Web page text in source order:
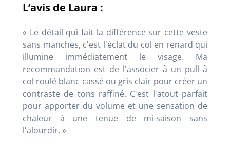
L’avis de Laura :
« Le détail qui fait la différence sur cette veste
sans manches, c'est l'éclat du col en renard qui
illumine immédiatement le visage. Ma
recommandation est de l'associer à un pull à
col roulé blanc cassé ou gris clair pour créer un
contraste de tons raffiné. C'est l'atout parfait
pour apporter du volume et une sensation de
chaleur à une tenue de mi-saison sans
l'alourdir. »